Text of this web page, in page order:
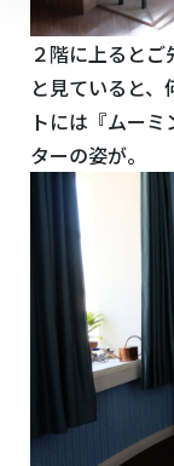
２階に上ると
と見ていると
トには『ムー
ターの姿が。